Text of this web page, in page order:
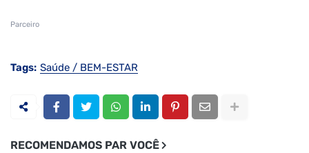
Parceiro
Tags: Saúde / BEM-ESTAR
RECOMENDAMOS PAR VOCÊ